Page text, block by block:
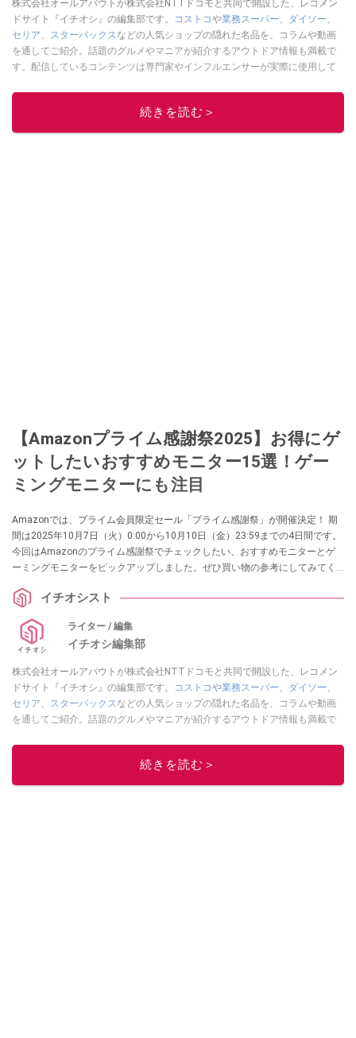
株式会社オールアバウトが株式会社NTTドコモと共同で開設した、レコメン
ドサイト『イチオシ』の編集部です。
コストコや業務スーパー、 ダイソー、
セリア、 スターバックスなどの人気ショップの隠れた名品を、コラムや動画
を通してご紹介。話題のグルメやマニアが紹介するアウトドア情報も満載で
す。配信しているコンテンツは専門家やインフルエンサーが実際に使用して
ニュースでフォロー
続きを読む＞
【Amazonプライム感謝祭2025】お得にゲ
ットしたいおすすめモニター15選！ゲー
ミングモニターにも注目
Amazonでは、プライム会員限定セール「プライム感謝祭」が開催決定！ 期
間は2025年10月7日（火）0:00から10月10日（金）23:59までの4日間です。
今回はAmazonのプライム感謝祭でチェックしたい、おすすめモニターとゲ
ーミングモニターをピックアップしました。ぜひ買い物の参考にしてみてく
イチオシスト
ライター / 編集
イチオシ編集部
株式会社オールアバウトが株式会社NTTドコモと共同で開設した、レコメン
ドサイト『イチオシ』の編集部です。
コストコや業務スーパー、 ダイソー、
セリア、 スターバックスなどの人気ショップの隠れた名品を、コラムや動画
を通してご紹介。話題のグルメやマニアが紹介するアウトドア情報も満載で
レビューしています。毎日トレンド情報をお届けしているので、ぜひ
してください！続きを読む＞